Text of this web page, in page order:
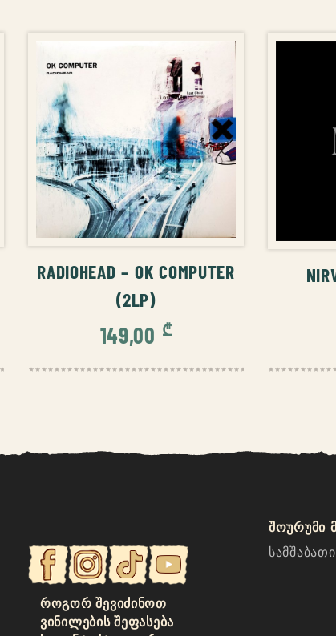
ᲙᲐᲚᲐᲗᲐᲨᲘ ᲓᲐᲛᲐᲢᲔᲑᲐ
RADIOHEAD – OK COMPUTER
(2LP)
149,00 ₾
ᲠᲝᲒᲝᲠ ᲨᲔᲕᲘᲫᲘᲜᲝᲗ
ᲕᲘᲜᲘᲚᲔᲑᲘᲡ ᲨᲔᲤᲐᲡᲔᲑᲐ
შოურუმი